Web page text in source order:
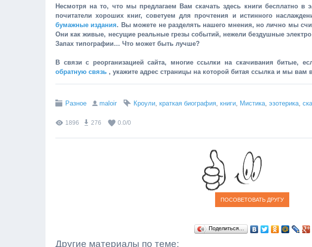
Несмотря на то, что мы предлагаем Вам скачать здесь книги бесплатно в
почитатели хороших книг, советуем для прочтения и истинного
бумажные издания. Вы можете не разделять нашего мнения, но лично мы
Они как живые, несущие реальные грезы событий, нежели бездушные
Запах типографии… Что может быть лучше?
В связи с реорганизацией сайта, многие ссылки на скачивания битые,
обратную связь , укажите адрес страницы на которой битая ссылка и мы вам
Разное maloir Кроули, краткая биография, книги, Мистика, эзотерика,
1896 276 0.0/0
Поделиться…
Другие материалы по теме: